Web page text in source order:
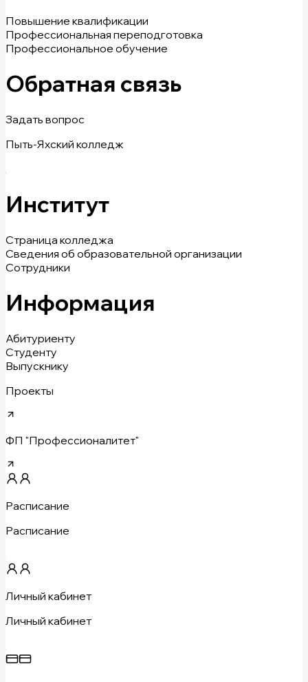
Повышение квалификации
Профессиональная переподготовка
Профессиональное обучение
Обратная связь
Задать вопрос
Пыть-Яхский колледж
Институт
Страница колледжа
Сведения об образовательной организации
Сотрудники
Информация
Абитуриенту
Студенту
Выпускнику
Проекты
ФП "Профессионалитет"
Расписание
Расписание
Личный кабинет
Личный кабинет